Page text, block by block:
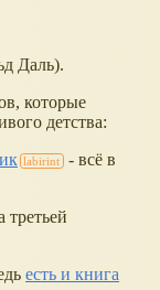
Даль).
которые
детства:
- всё в
третьей
есть и книга